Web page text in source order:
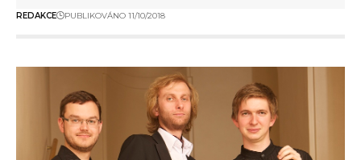
REDAKCE PUBLIKOVÁNO 11/10/2018